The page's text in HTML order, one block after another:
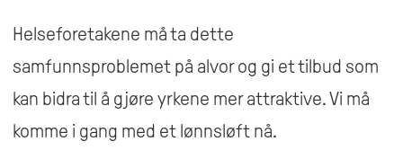
Helseforetakene må ta dette
samfunnsproblemet på alvor og gi et tilbud som
kan bidra til å gjøre yrkene mer attraktive. Vi må
komme i gang med et lønnsløft nå.